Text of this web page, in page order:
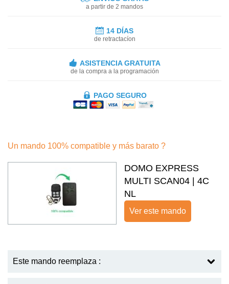
a partir de 2 mandos
14 DÍAS
de retractacíon
ASISTENCIA GRATUITA
de la compra a la programación
PAGO SEGURO
Un mando 100% compatible y más barato ?
DOMO EXPRESS
MULTI SCAN04 | 4C
NL
Ver este mando
Este mando reemplaza :